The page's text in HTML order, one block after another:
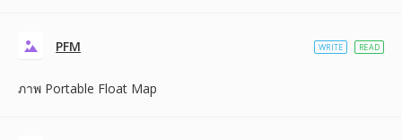
PFM
ภาพ Portable Float Map
WRITE READ